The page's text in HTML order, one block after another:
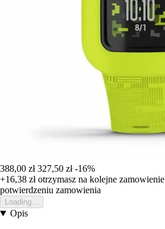
388,00 zł 327,50 zł -16%
+16,38 złotrzymasz na kolejne zamowienie
potwierdzeniu zamowienia
Loading...
Opis